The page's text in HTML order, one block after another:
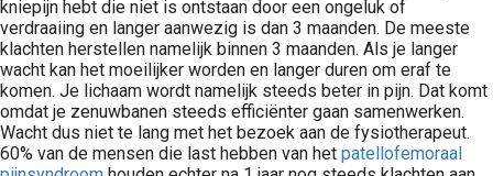
kniepijn hebt die niet is ontstaan door een ongeluk of
verdraaiing en langer aanwezig is dan 3 maanden. De meeste
klachten herstellen namelijk binnen 3 maanden. Als je langer
wacht kan het moeilijker worden en langer duren om eraf te
komen. Je lichaam wordt namelijk steeds beter in pijn. Dat komt
omdat je zenuwbanen steeds efficiënter gaan samenwerken.
Wacht dus niet te lang met het bezoek aan de fysiotherapeut.
60% van de mensen die last hebben van het patellofemoraal